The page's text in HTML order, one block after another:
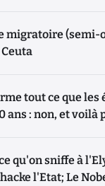
migratoire (semi-
tout ce que les
ans : non, et voilà
qu'on sniffe à
l'Etat; Le